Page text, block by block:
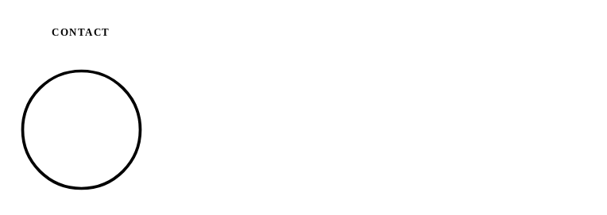
CONTACT